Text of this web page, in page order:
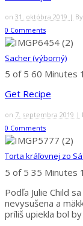
on 31. októbra 2019 | By
0 Comments
Sacher (výborný)
5 of 5 60 Minutes
Get Recipe
on 7. septembra 2019 |
0 Comments
Torta kráľovnej zo
5 of 5 35 Minutes
Podľa Julie Child
nevysušena a
príliš upiekla bol